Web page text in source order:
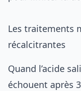
Les traitements
récalcitrantes
Quand l’acide
échouent après